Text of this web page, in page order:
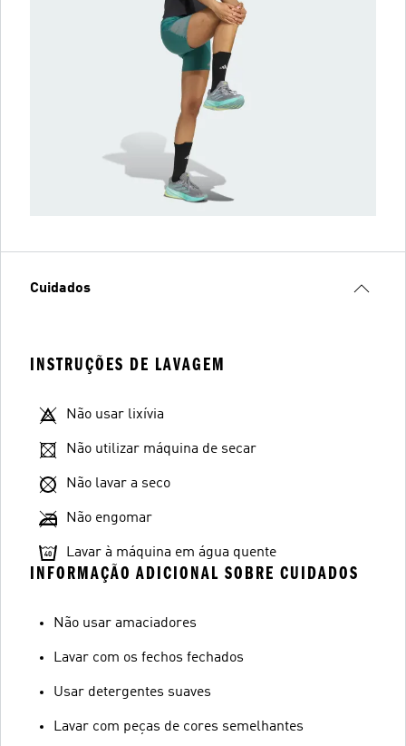
Cuidados
INSTRUÇÕES DE LAVAGEM
Não usar lixívia
Não utilizar máquina de secar
Não lavar a seco
Não engomar
Lavar à máquina em água quente
INFORMAÇÃO ADICIONAL SOBRE CUIDADOS
Não usar amaciadores
Lavar com os fechos fechados
Usar detergentes suaves
Lavar com peças de cores semelhantes